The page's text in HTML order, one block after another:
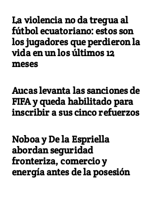
La violencia no da tregua al
fútbol ecuatoriano: estos son
los jugadores que perdieron la
vida en un los últimos 12
meses
Aucas levanta las sanciones de
FIFA y queda habilitado para
inscribir a sus cinco refuerzos
Noboa y De la Espriella
abordan seguridad
fronteriza, comercio y
energía antes de la posesión